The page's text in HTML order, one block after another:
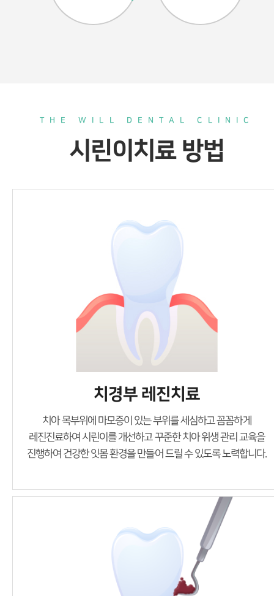
THE WILL DENTAL CLINIC
시린이치료 방법
치경부 레진치료
치아 목부위에 마모증이 있는 부위를 세심하고 꼼꼼하게
레진진료하여 시린이를 개선하고꾸준한 치아 위생 관리 교육을
진행하여 건강한 잇몸 환경을 만들어 드릴 수 있도록 노력합니다.